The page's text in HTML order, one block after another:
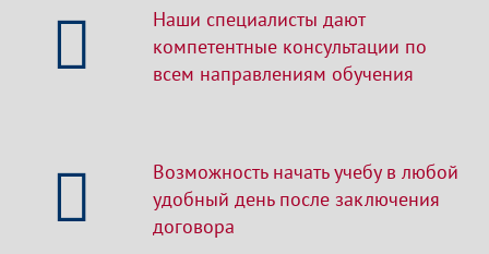
Наши специалисты дают
компетентные консультации по
всем направлениям обучения
Возможность начать учебу в любой
удобный день после заключения
договора